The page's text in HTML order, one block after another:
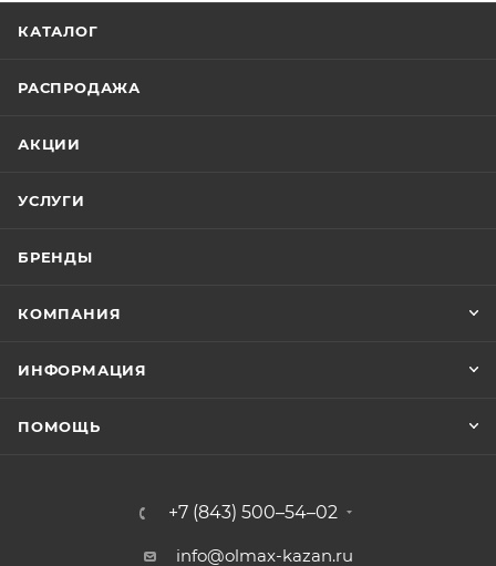
КАТАЛОГ
РАСПРОДАЖА
АКЦИИ
УСЛУГИ
БРЕНДЫ
КОМПАНИЯ
ИНФОРМАЦИЯ
ПОМОЩЬ
+7 (843) 500–54–02
info@olmax-kazan.ru